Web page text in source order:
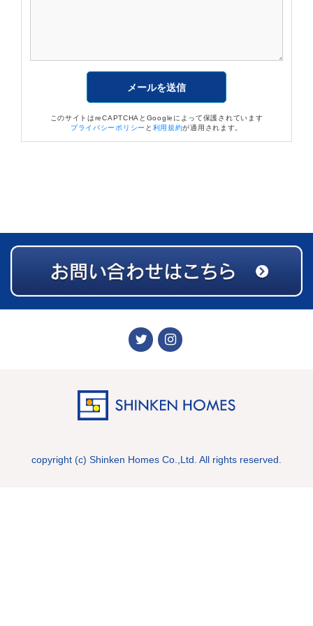
このサイトはreCAPTCHAとGoogleによって保護されています
プライバシーポリシー と 利用規約が適用されます。
copyright (c) Shinken Homes Co.,Ltd. All rights reserved.